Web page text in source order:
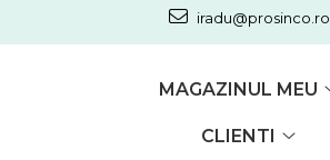
iradu@prosinco.ro
MAGAZINUL MEU
CLIENTI